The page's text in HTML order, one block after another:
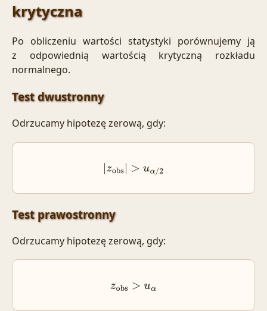
krytyczna
Po obliczeniu wartości statystyki porównujemy ją
z odpowiednią wartością krytyczną rozkładu
normalnego.
Test dwustronny
Odrzucamy hipotezę zerową, gdy:
|zobs |> uα/2
Test prawostronny
Odrzucamy hipotezę zerową, gdy:
zobs> uα